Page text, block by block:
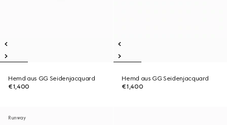
Hemd aus GG Seidenjacquard
€1,400
Hemd aus GG Seidenjacquard
€1,400
Runway